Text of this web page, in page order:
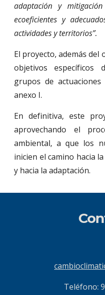
adaptación y
ecoeficientes y
actividades y territorios”.
El proyecto, además
objetivos específicos
grupos de
anexo I.
En definitiva, este
aprovechando el
ambiental, a que los
inicien el camino hacia
y hacia la adaptación.
Teléfono: